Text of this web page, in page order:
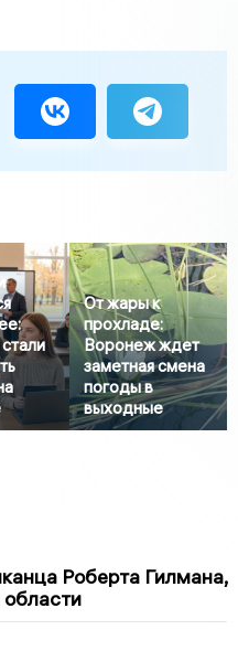
От жары к
прохладе:
Воронеж ждет
заметная смена
погоды в
выходные
Роберта Гилмана,